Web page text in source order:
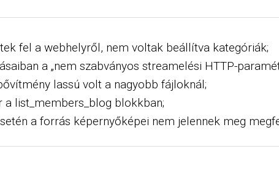
fel a webhelyről, nem voltak beállítva kategóriák;
a „nem szabványos streamelési HTTP-
lassú volt a nagyobb fájloknál;
a list_members_blog blokkban;
a forrás képernyőképei nem jelennek meg